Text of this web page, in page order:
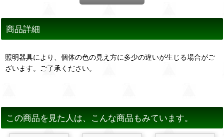
商品詳細
照明器具により、個体の色の見え方に多少の違いが生じる場合がご
ざいます。ご了承ください。
この商品を見た人は、こんな商品もみています。